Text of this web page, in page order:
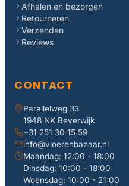
Afhalen en bezorgen
Retourneren
Verzenden
Reviews
CONTACT
Parallelweg 33
1948 NK Beverwijk
+31 251 30 15 59
info@vloerenbazaar.nl
Maandag: 12:00 - 18:00
Dinsdag: 10:00 - 18:00
Woensdag: 10:00 - 21:00